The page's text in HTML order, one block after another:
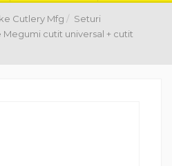
Cutlery Mfg
Seturi
cutit universal + cutit